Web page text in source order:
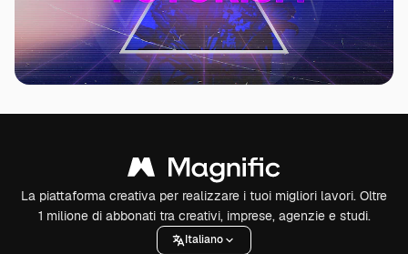
La piattaforma creativa per realizzare i tuoi migliori lavori. Oltre
1 milione di abbonati tra creativi, imprese, agenzie e studi.
Italiano